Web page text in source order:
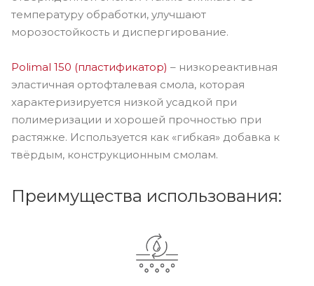
температуру обработки, улучшают
морозостойкость и диспергирование.
Polimal 150 (пластификатор) – низкореактивная
эластичная ортофталевая смола, которая
характеризируется низкой усадкой при
полимеризации и хорошей прочностью при
растяжке. Используется как «гибкая» добавка к
твёрдым, конструкционным смолам.
Преимущества использования: